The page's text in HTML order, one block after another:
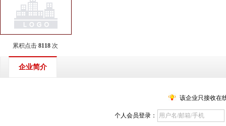
累积点击 8118 次
企业简介
该企业只接收在
个人会员登录：